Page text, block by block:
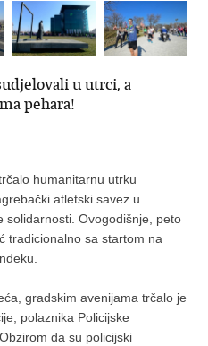
u utrci, a
pehara!
humanitarnu utrku
atletski savez u
solidarnosti. Ovogodišnje, peto
tradicionalno sa startom na
gradskim avenijama trčalo je
polaznika Policijske
da su policijski